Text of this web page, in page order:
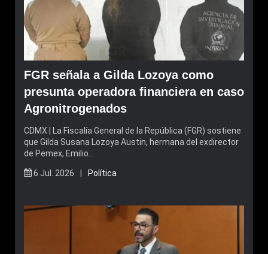
FGR señala a Gilda Lozoya como
presunta operadora financiera en caso
Agronitrogenados
CDMX | La Fiscalía General de la República (FGR) sostiene
que Gilda Susana Lozoya Austin, hermana del exdirector
de Pemex, Emilio…
6 Jul. 2026 | Política